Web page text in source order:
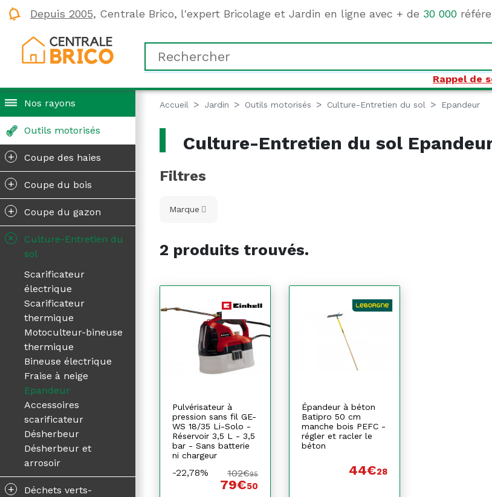
Depuis 2005, Centrale Brico, l'expert Bricolage et Jardin en ligne avec + de 30 000
Rappel de
Nos rayons
Outils motorisés
+ Coupe des haies
+ Coupe du bois
+ Coupe du gazon
+
Culture-Entretien du
sol
Scarificateur
électrique
Scarificateur
thermique
Motoculteur-bineuse
thermique
Bineuse électrique
Fraise à neige
Epandeur
Accessoires
scarificateur
Désherbeur
Désherbeur et
arrosoir
+
Déchets verts-
Accueil Jardin Outils motorisés Culture-Entretien du sol Epandeur
Culture-Entretien du sol
Filtres
Marque
2 produits trouvés.
Pulvérisateur à
pression sans fil GE-
WS 18/35 Li-Solo -
Réservoir 3,5 L - 3,5
bar - Sans batterie
ni chargeur
-22,78% 102€95
79€50
Épandeur à béton
Batipro 50 cm
manche bois PEFC -
régler et racler le
béton
44€28